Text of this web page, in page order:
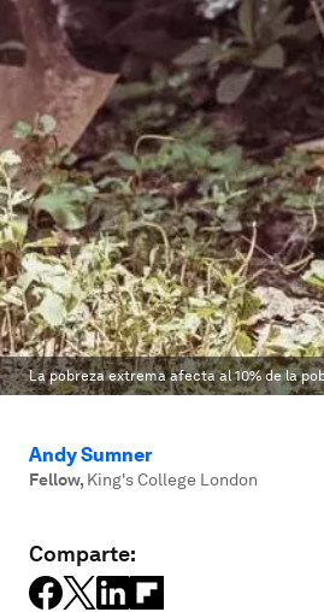
La pobreza extrema afecta al 10% de la
Andy Sumner
Fellow, King's College London
Comparte: